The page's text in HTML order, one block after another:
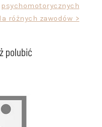
psychomotorycznych
różnych zawodów >
polubić